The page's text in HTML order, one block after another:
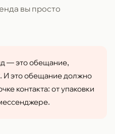
вы просто
— это обещание,
И это обещание должно
контакта: от упаковки